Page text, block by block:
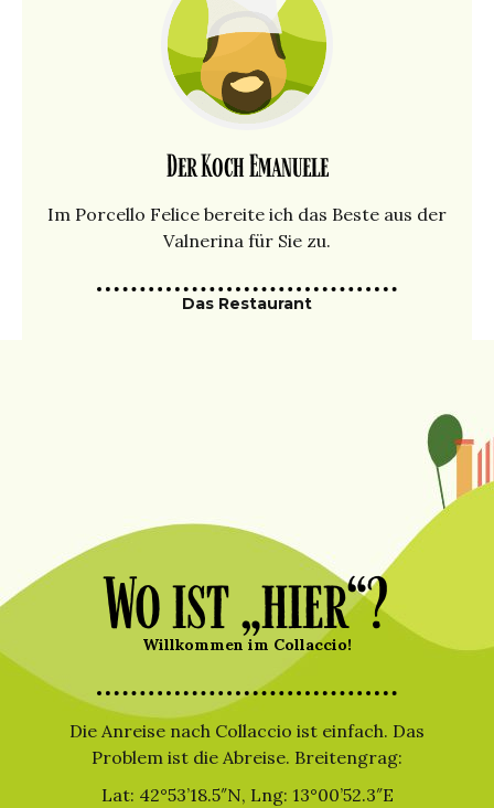
Der Koch Emanuele
Im Porcello Felice bereite ich das Beste aus der
Valnerina für Sie zu.
Das Restaurant
Wo ist „hier“?
Willkommen im Collaccio!
Die Anreise nach Collaccio ist einfach. Das
Problem ist die Abreise. Breitengrag:
Lat: 42°53’18.5″N, Lng: 13°00’52.3″E